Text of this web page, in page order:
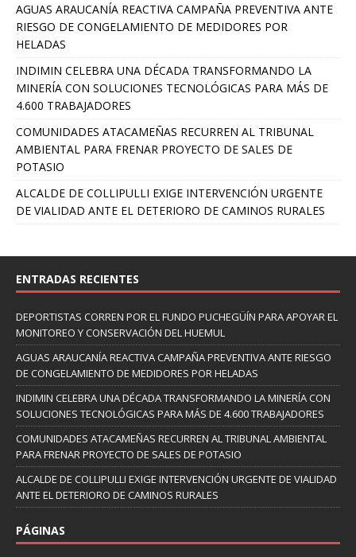
AGUAS ARAUCANÍA REACTIVA CAMPAÑA PREVENTIVA ANTE
RIESGO DE CONGELAMIENTO DE MEDIDORES POR
HELADAS
INDIMIN CELEBRA UNA DÉCADA TRANSFORMANDO LA
MINERÍA CON SOLUCIONES TECNOLÓGICAS PARA MÁS DE
4.600 TRABAJADORES
COMUNIDADES ATACAMEÑAS RECURREN AL TRIBUNAL
AMBIENTAL PARA FRENAR PROYECTO DE SALES DE
POTASIO
ALCALDE DE COLLIPULLI EXIGE INTERVENCIÓN URGENTE
DE VIALIDAD ANTE EL DETERIORO DE CAMINOS RURALES
ENTRADAS RECIENTES
DEPORTISTAS CORREN POR EL FUNDO PUCHEGÜÍN PARA APOYAR EL
MONITOREO Y CONSERVACIÓN DEL HUEMUL
AGUAS ARAUCANÍA REACTIVA CAMPAÑA PREVENTIVA ANTE RIESGO
DE CONGELAMIENTO DE MEDIDORES POR HELADAS
INDIMIN CELEBRA UNA DÉCADA TRANSFORMANDO LA MINERÍA CON
SOLUCIONES TECNOLÓGICAS PARA MÁS DE 4.600 TRABAJADORES
COMUNIDADES ATACAMEÑAS RECURREN AL TRIBUNAL AMBIENTAL
PARA FRENAR PROYECTO DE SALES DE POTASIO
ALCALDE DE COLLIPULLI EXIGE INTERVENCIÓN URGENTE DE VIALIDAD
ANTE EL DETERIORO DE CAMINOS RURALES
PÁGINAS